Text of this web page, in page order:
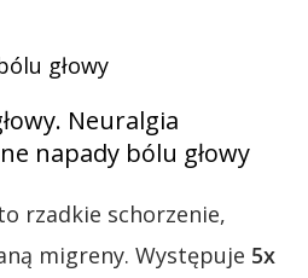
głowy
Neuralgia
napady bólu głowy
rzadkie schorzenie,
migreny. Występuje 5x